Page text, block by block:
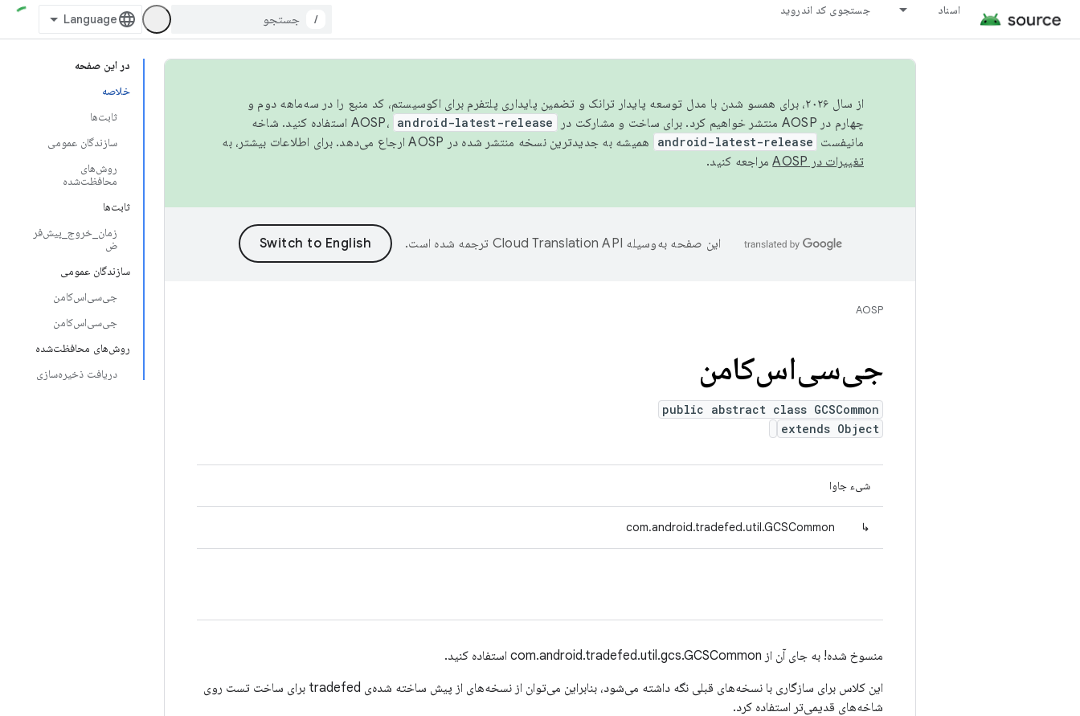
اسناد جستجوی کد اندروید
/
در این صفحه
خلاصه
ثابت‌ها
سازندگان عمومی
روش‌های
محافظت‌شده
ثابت‌ها
زمان_خروج_پیش‌فر
ض
سازندگان عمومی
جی‌سی‌اس‌کامن
جی‌سی‌اس‌کامن
روش‌های محافظت‌شده
دریافت ذخیره‌سازی
از سال ۲۰۲۶، برای همسو شدن با مدل توسعه پایدار ترانک و تضمین پایداری پلتفرم برای اکوسیستم، کد منبع را در سه‌ماهه دوم و
چهارم در AOSP منتشر خواهیم کرد. برای ساخت و مشارکت در AOSP،
android-latest-release
استفاده کنید. شاخه
مانیفست android-latest-release
همیشه به جدیدترین نسخه منتشر شده در AOSP ارجاع می‌دهد. برای اطلاعات بیشتر، به
تغییرات در AOSP
مراجعه کنید.
این صفحه به‌وسیله ترجمه شده است.
AOSP
جی‌سی‌اس‌کامن
public abstract class GCSCommon
extends Object
شیء جاوا
↳
com.android.tradefed.util.GCSCommon
منسوخ شده! به جای آن از com.android.tradefed.util.gcs.GCSCommon استفاده کنید.
این کلاس برای سازگاری با نسخه‌های قبلی نگه داشته می‌شود، بنابراین می‌توان از نسخه‌های از پیش ساخته شده‌ی tradefed برای ساخت تست روی
شاخه‌های قدیمی‌تر استفاده کرد.